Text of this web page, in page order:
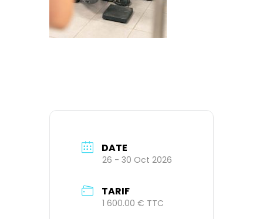
DATE
26 - 30 Oct 2026
TARIF
1 600.00 € TTC